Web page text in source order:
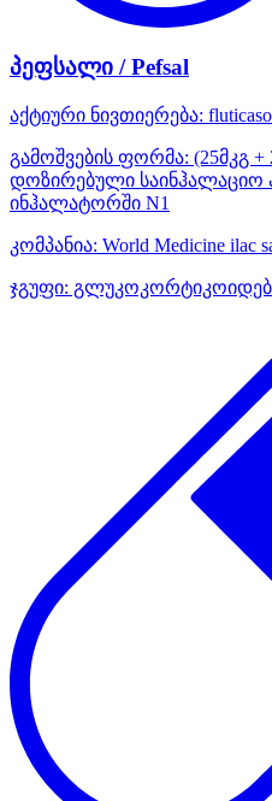
პეფსალი / Pefsal
აქტიური ნივთიერება:
გამოშვების ფორმა: (25მკგ
დოზირებული
ინჰალატორში N1
კომპანია: World Medicine ilac
ჯგუფი: